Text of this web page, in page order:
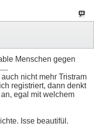
Menschen gegen
nicht mehr Tristram
registriert, dann denkt
egal mit welchem
Isse beautifül.